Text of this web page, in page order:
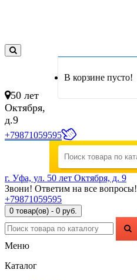
В корзине пусто!
50 лет
Октября,
д.9
+79871059595
г. Уфа, ул. 50 лет Октября, д. 9
Звони! Ответим на все вопросы!
+79871059595
0 товар(ов) - 0 руб.
Меню
Каталог